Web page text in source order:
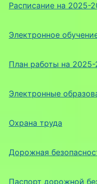
Расписание на 2025-
Электронное
План работы на 2025-
Электронные
Охрана труда
Дорожная
Паспорт дорожной